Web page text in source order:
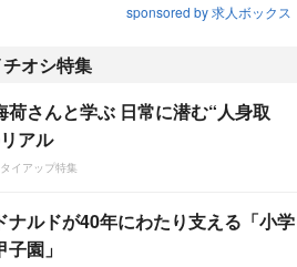
sponsored by 求人ボックス
オシ特集
荷さんと学ぶ 日常に潜む“人身取
アル
イアップ特集
ナルドが40年にわたり支える「小学
園」